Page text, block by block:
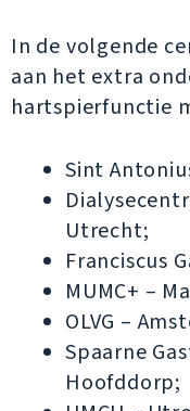
In de volgende
aan het extra
hartspierfunctie
Sint
Utrecht;
Franciscus
MUMC+ –
OLVG –
Spaarne
Hoofddorp;